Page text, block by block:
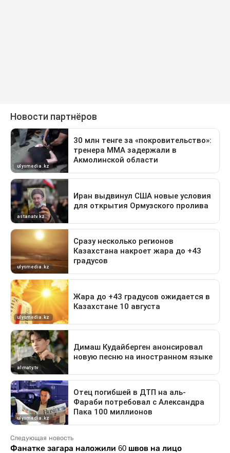
Следующая новость
Фанатке загара наложили 60 швов на лицо